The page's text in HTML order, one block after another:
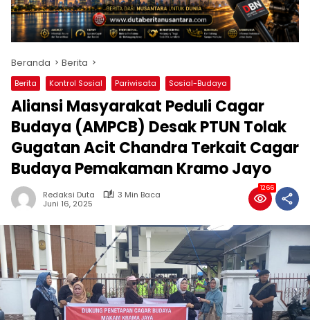
Beranda Berita
Berita Kontrol Sosial Pariwisata Sosial-Budaya
Aliansi Masyarakat Peduli Cagar
Budaya (AMPCB) Desak PTUN Tolak
Gugatan Acit Chandra Terkait Cagar
Budaya Pemakaman Kramo Jayo
Redaksi Duta
3 Min Baca
Juni 16, 2025
1266